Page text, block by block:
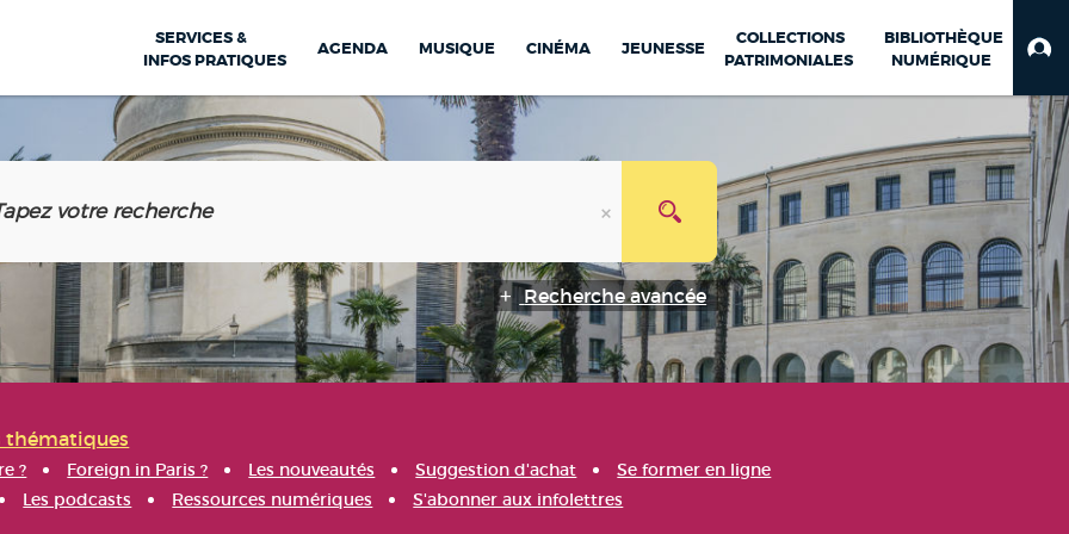
SERVICES &
INFOS PRATIQUES
AGENDA MUSIQUE CINÉMA JEUNESSE
COLLECTIONS
PATRIMONIALES
BIBLIOTHÈQUE
NUMÉRIQUE
Recherche avancée
thématiques
? Foreign in Paris ? Les nouveautés Suggestion d'achat
Se former en ligne
Les podcasts Ressources numériques S'abonner aux infolettres